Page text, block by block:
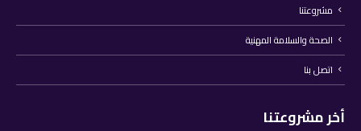
مشروعتنا
الصحة والسلامة المهنية
اتصل بنا
أخر مشروعتنا